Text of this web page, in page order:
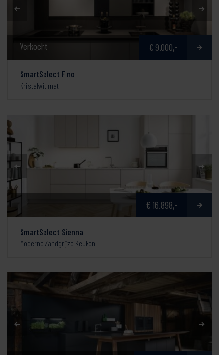
Verkocht € 9.000,-
SmartSelect Fino
Kristalwit mat
€ 16.898,-
SmartSelect Sienna
Moderne Zandgrijze Keuken